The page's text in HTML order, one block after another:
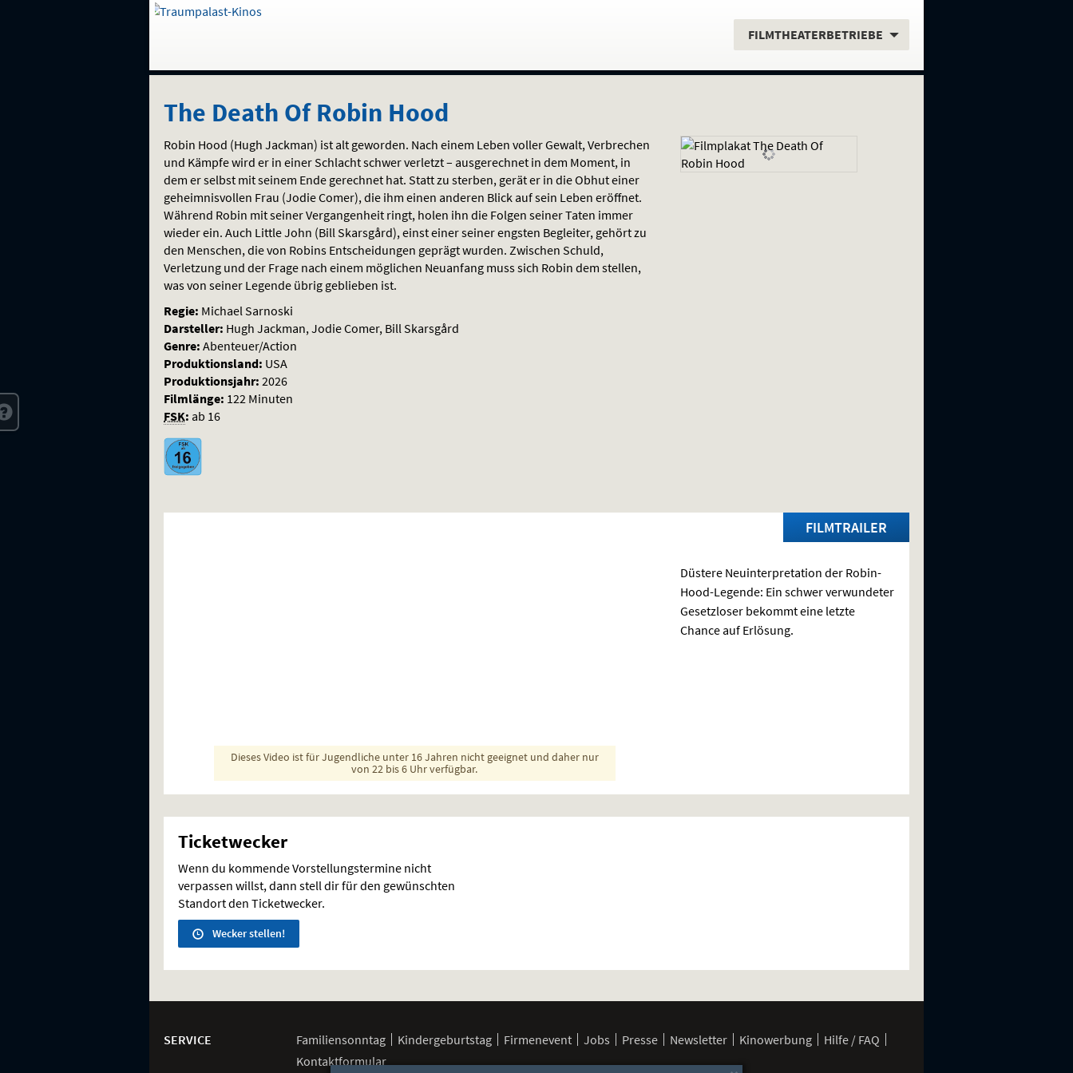
direkt
Inhalt
Menü
und
Service
Gehe
Auswahl
FILMTHEATERBETRIEBE
The
Death
Of
Robin
Hood
The Death Of Robin Hood
Robin Hood (Hugh Jackman) ist alt geworden. Nach einem Leben voller Gewalt, Verbrechen
und Kämpfe wird er in einer Schlacht schwer verletzt – ausgerechnet in dem Moment, in
dem er selbst mit seinem Ende gerechnet hat. Statt zu sterben, gerät er in die Obhut einer
geheimnisvollen Frau (Jodie Comer), die ihm einen anderen Blick auf sein Leben eröffnet.
Während Robin mit seiner Vergangenheit ringt, holen ihn die Folgen seiner Taten immer
wieder ein. Auch Little John (Bill Skarsgård), einst einer seiner engsten Begleiter, gehört zu
den Menschen, die von Robins Entscheidungen geprägt wurden. Zwischen Schuld,
Verletzung und der Frage nach einem möglichen Neuanfang muss sich Robin dem stellen,
was von seiner Legende übrig geblieben ist.
Regie: Michael Sarnoski
Darsteller: Hugh Jackman, Jodie Comer, Bill Skarsgård
Genre: Abenteuer/Action
Produktionsland: USA
Produktionsjahr: 2026
Filmlänge: 122 Minuten
FSK: ab 16
FILMTRAILER
Dieses Video ist für Jugendliche unter 16 Jahren nicht geeignet und daher nur
von 22 bis 6 Uhr verfügbar.
Düstere Neuinterpretation der Robin-
Hood-Legende: Ein schwer verwundeter
Gesetzloser bekommt eine letzte
Chance auf Erlösung.
Ticketwecker
Wenn du kommende Vorstellungstermine nicht
verpassen willst, dann stell dir für den gewünschten
Standort den Ticketwecker.
Wecker stellen!
SERVICE Familiensonntag Kindergeburtstag Firmenevent Jobs Presse Newsletter Kinowerbung
Hilfe / FAQ
Kontaktformular